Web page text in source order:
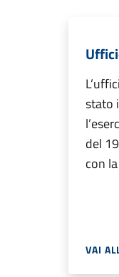
stato
del
con
VAI